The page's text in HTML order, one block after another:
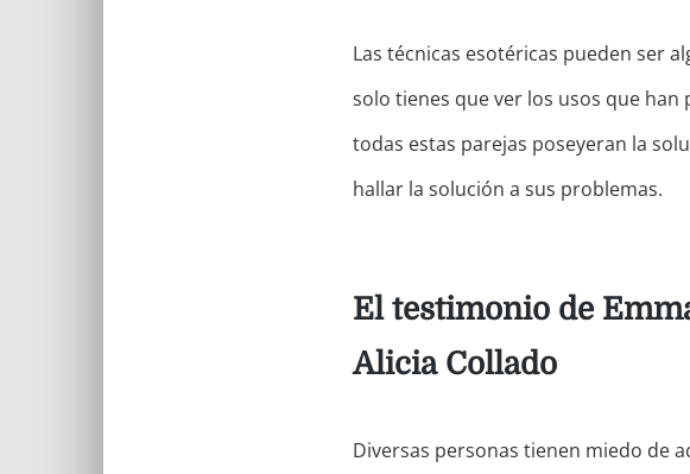
Las técnicas esotéricas pueden ser
solo tienes que ver los usos que
todas estas parejas poseyeran la
hallar la solución a sus problemas.
El testimonio de
Alicia Collado
Diversas personas tienen miedo de